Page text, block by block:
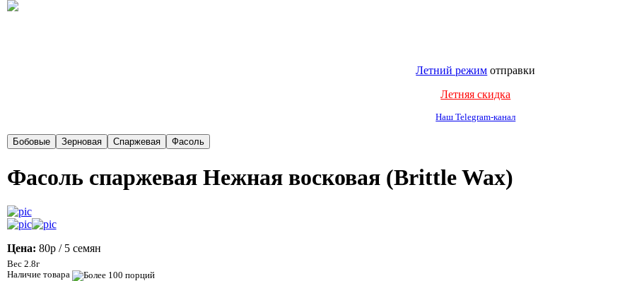
Летний режим отправки
Летняя скидка
Наш Telegram-канал
Фасоль спаржевая Нежная восковая (Brittle Wax)
Цена: 80р / 5 семян
Вес 2.8г
Наличие товара